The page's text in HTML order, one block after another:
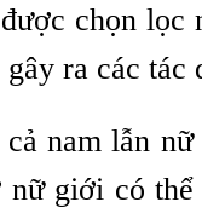
chọn lọc
ra các tác
nam lẫn
giới có